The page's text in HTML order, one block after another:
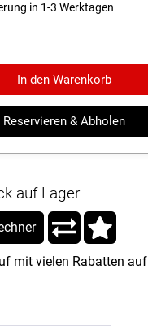
in 1-3 Werktagen
In den Warenkorb
Reservieren & Abholen
auf Lager
mit vielen Rabatten auf